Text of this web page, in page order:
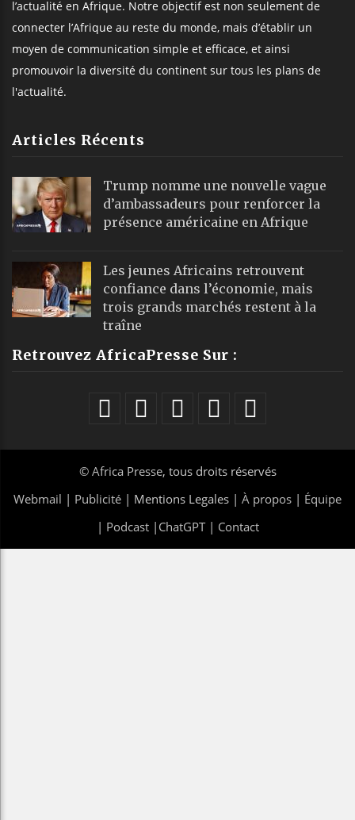
l’actualité en Afrique. Notre objectif est non seulement de
connecter l’Afrique au reste du monde, mais d’établir un
moyen de communication simple et efficace, et ainsi
promouvoir la diversité du continent sur tous les plans de
l'actualité.
Articles Récents
Trump nomme une nouvelle vague
d’ambassadeurs pour renforcer la
présence américaine en Afrique
Les jeunes Africains retrouvent
confiance dans l’économie, mais
trois grands marchés restent à la
traîne
Retrouvez AfricaPresse Sur :
© Africa Presse, tous droits réservés
Webmail | Publicité | Mentions Legales | À propos | Équipe
| Podcast| ChatGPT| Contact